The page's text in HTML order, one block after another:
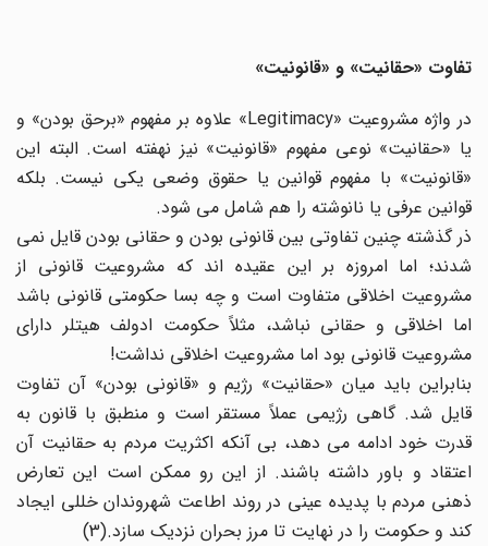
تفاوت «حقانیت» و «قانونیت»
در واژه مشروعیت «Legitimacy» علاوه بر مفهوم «برحق بودن» و
یا «حقانیت» نوعی مفهوم «قانونیت» نیز نهفته است. البته این
«قانونیت» با مفهوم قوانین یا حقوق وضعی یکی نیست. بلکه
قوانین عرفی یا نانوشته را هم شامل می شود.
ذر گذشته چنین تفاوتی بین قانونی بودن و حقانی بودن قایل نمی
شدند؛ اما امروزه بر این عقیده اند که مشروعیت قانونی از
مشروعیت اخلاقی متفاوت است و چه بسا حکومتی قانونی باشد
اما اخلاقی و حقانی نباشد، مثلاً حکومت ادولف هیتلر دارای
مشروعیت قانونی بود اما مشروعیت اخلاقی نداشت!
بنابراین باید میان «حقانیت» رژیم و «قانونی بودن» آن تفاوت
قایل شد. گاهی رژیمی عملاً مستقر است و منطبق با قانون به
قدرت خود ادامه می دهد، بی آنکه اکثریت مردم به حقانیت آن
اعتقاد و باور داشته باشند. از این رو ممکن است این تعارض
ذهنی مردم با پدیده عینی در روند اطاعت شهروندان خللی ایجاد
کند و حکومت را در نهایت تا مرز بحران نزدیک سازد.(3)